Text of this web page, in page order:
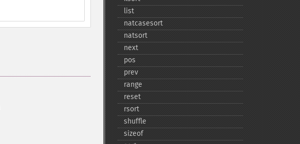
list
natcasesort
natsort
next
pos
prev
range
reset
rsort
shuffle
sizeof